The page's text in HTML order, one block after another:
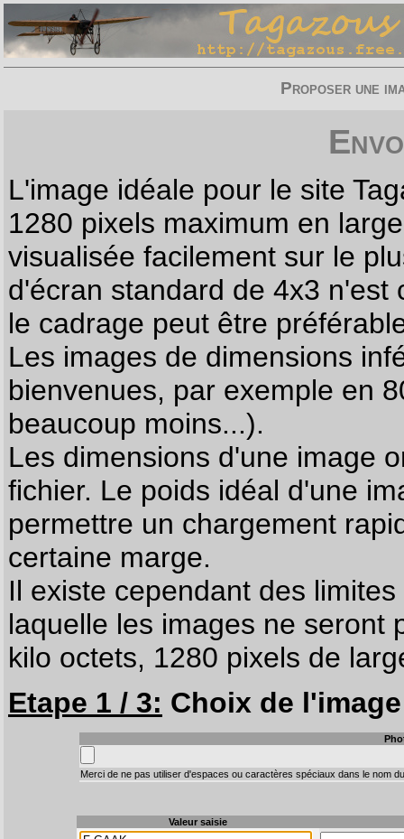
Proposer une
L'image idéale pour le site
1280 pixels maximum en
visualisée facilement sur le
d'écran standard de 4x3
le cadrage peut être
Les images de dimensions
bienvenues, par exemple en
beaucoup moins...).
Les dimensions d'une image
fichier. Le poids idéal d'une
permettre un chargement
certaine marge.
Il existe cependant des
laquelle les images ne seront
kilo octets, 1280 pixels de
Etape 1 / 3: Choix de
Merci de ne pas utiliser d'espaces ou caractères spéciaux dans le nom
Valeur saisie